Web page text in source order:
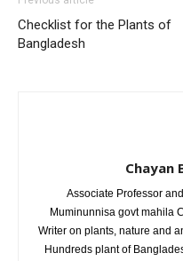
Checklist for the Plants of
Bangladesh
Chayan
Associate Professor
Muminunnisa govt mahila
Writer on plants, nature and
Hundreds plant of